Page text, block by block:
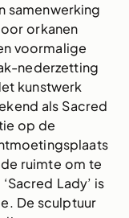
samenwerking
orkanen
voormalige
nederzetting
kunstwerk
als Sacred
op de
ruimte om te
Lady’ is
De sculptuur